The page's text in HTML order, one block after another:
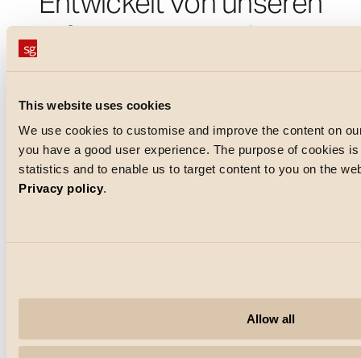
This website uses cookies
We use cookies to customise and improve the content on
you have a good user experience. The purpose of cookies
statistics and to enable us to target content to you on the
Privacy policy.
Allow all
erfahrenen Ingenieuren
und Industriedesignern